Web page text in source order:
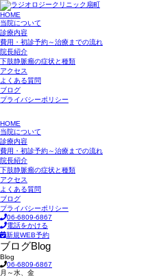
HOME
当院について
診療内容
費用・初診予約～治療までの流れ
院長紹介
下肢静脈瘤の症状と種類
アクセス
よくある質問
ブログ
プライバシーポリシー
HOME
当院について
診療内容
費用・初診予約～治療までの流れ
院長紹介
下肢静脈瘤の症状と種類
アクセス
よくある質問
ブログ
プライバシーポリシー
06-6809-6867
電話をかける
新規WEB予約
ブログBlog
Blog
06-6809-6867
月～水、金